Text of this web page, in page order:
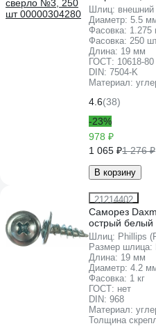
Шлиц: внешний
Диаметр: 5.5
Фасовка: 1.275
Фасовка: 250
Длина: 19 мм
ГОСТ: 10618-80
DIN: 7504-K
Материал:
4.6(38)
-23%
978 ₽
1 065 ₽1 276 ₽
В корзину
21214402
Саморез
острый белый
Шлиц: Phillips
Размер шлица:
Длина: 19 мм
Диаметр: 4.2
Фасовка: 1 кг
ГОСТ: нет
DIN: 968
Материал:
Толщина